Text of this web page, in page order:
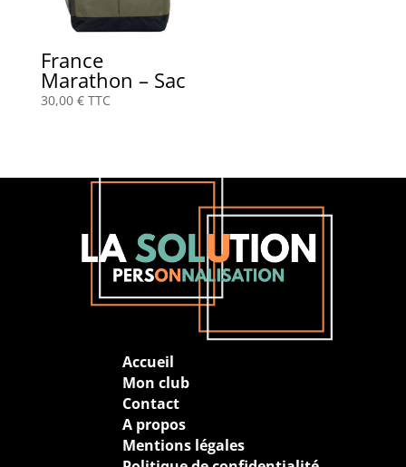
France
Marathon – Sac
30,00 € TTC
Accueil
Mon club
Contact
A propos
Mentions légales